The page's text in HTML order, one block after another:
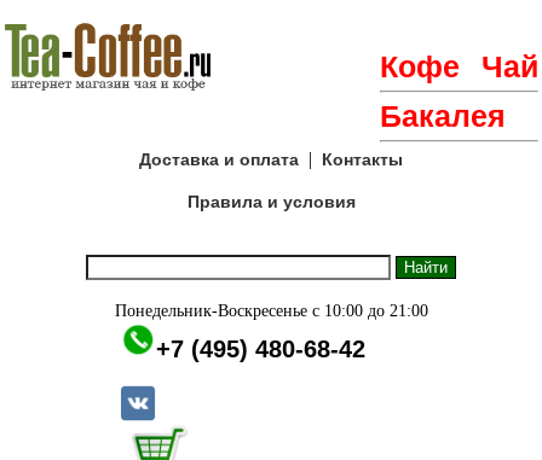
Кофе
Чай
Бакалея
Доставка и оплата | Контакты
Правила и условия
Понедельник-Воскресенье с 10:00 до 21:00
+7 (495) 480-68-42